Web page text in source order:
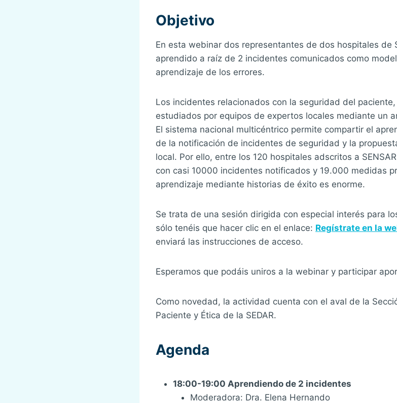
Objetivo
En esta webinar dos representantes de dos hospitales de
aprendido a raíz de 2 incidentes comunicados como
aprendizaje de los errores.
Los incidentes relacionados con la seguridad del
estudiados por equipos de expertos locales mediante un
El sistema nacional multicéntrico permite compartir el
de la notificación de incidentes de seguridad y la
local. Por ello, entre los 120 hospitales adscritos a
con casi 10000 incidentes notificados y 19.000 medidas
aprendizaje mediante historias de éxito es enorme.
Se trata de una sesión dirigida con especial interés para
sólo tenéis que hacer clic en el enlace: Regístrate en la
enviará las instrucciones de acceso.
Esperamos que podáis uniros a la webinar y participar
Como novedad, la actividad cuenta con el aval de la
Paciente y Ética de la SEDAR.
Agenda
18:00-19:00 Aprendiendo de 2 incidentes
Moderadora: Dra. Elena Hernando